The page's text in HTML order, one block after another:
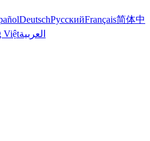
DeutschРусскийFrançais简体中
Việtالعربية